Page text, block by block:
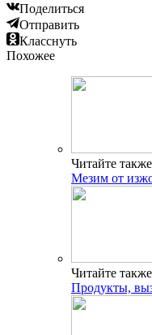
Поделиться
Отправить
Класснуть
Похожее
Читайте
Мезим от
Читайте
Продукты,